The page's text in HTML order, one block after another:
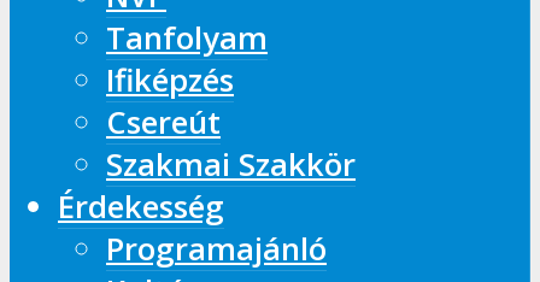
Tanfolyam
Ifiképzés
Csereút
Szakmai Szakkör
Érdekesség
Programajánló